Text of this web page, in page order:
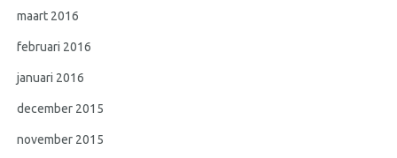
maart 2016
februari 2016
januari 2016
december 2015
november 2015